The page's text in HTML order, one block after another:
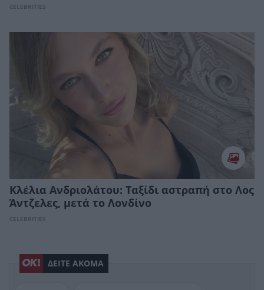
CELEBRITIES
Κλέλια Ανδριολάτου: Ταξίδι αστραπή στο Λος
Άντζελες, μετά το Λονδίνο
CELEBRITIES
ΔΕΙΤΕ ΑΚΟΜΑ